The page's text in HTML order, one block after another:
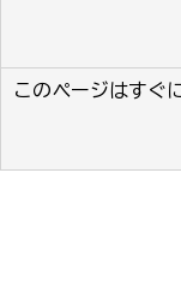
このページはすぐ